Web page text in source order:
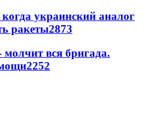
украинский аналог
ракеты2873
молчит вся бригада.
2252